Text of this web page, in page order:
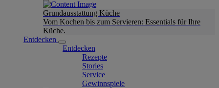
Grundausstattung Küche
Vom Kochen bis zum Servieren: Essentials für Ihre
Küche.
Entdecken
Entdecken
Rezepte
Stories
Service
Gewinnspiele